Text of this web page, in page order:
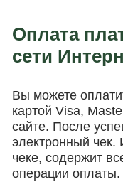
Оплата
сети
Вы можете
картой Visa,
сайте. После
электронный
чеке, содержит
операции оплаты.